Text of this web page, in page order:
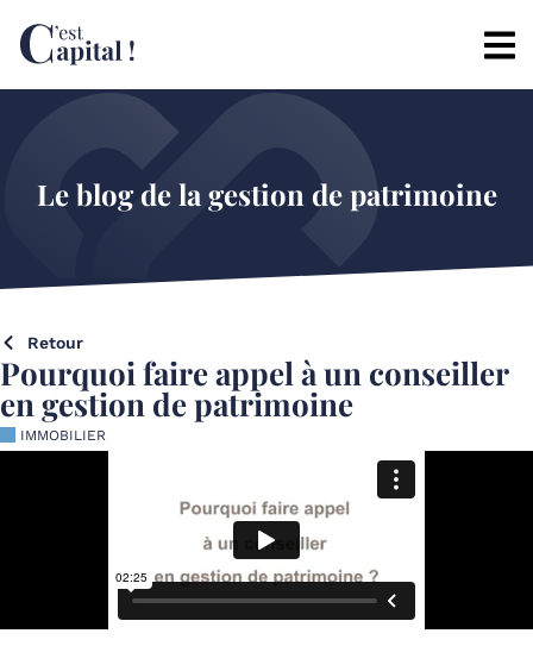
Le blog de la gestion de patrimoine
Retour
Pourquoi faire appel à un conseiller
en gestion de patrimoine
IMMOBILIER